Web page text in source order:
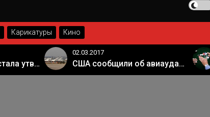
Карикатуры Кино
Палата лордов не стала утверждать законопроект о "брексите"
02.03.2017
США сообщили об авиаударе России по арабской коалиции в Сирии